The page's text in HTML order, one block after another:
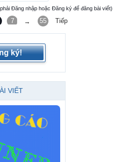
Đăng nhập hoặc Đăng ký để đăng bài viết)
7 8
→ 55 Tiếp
ký!
VIẾT